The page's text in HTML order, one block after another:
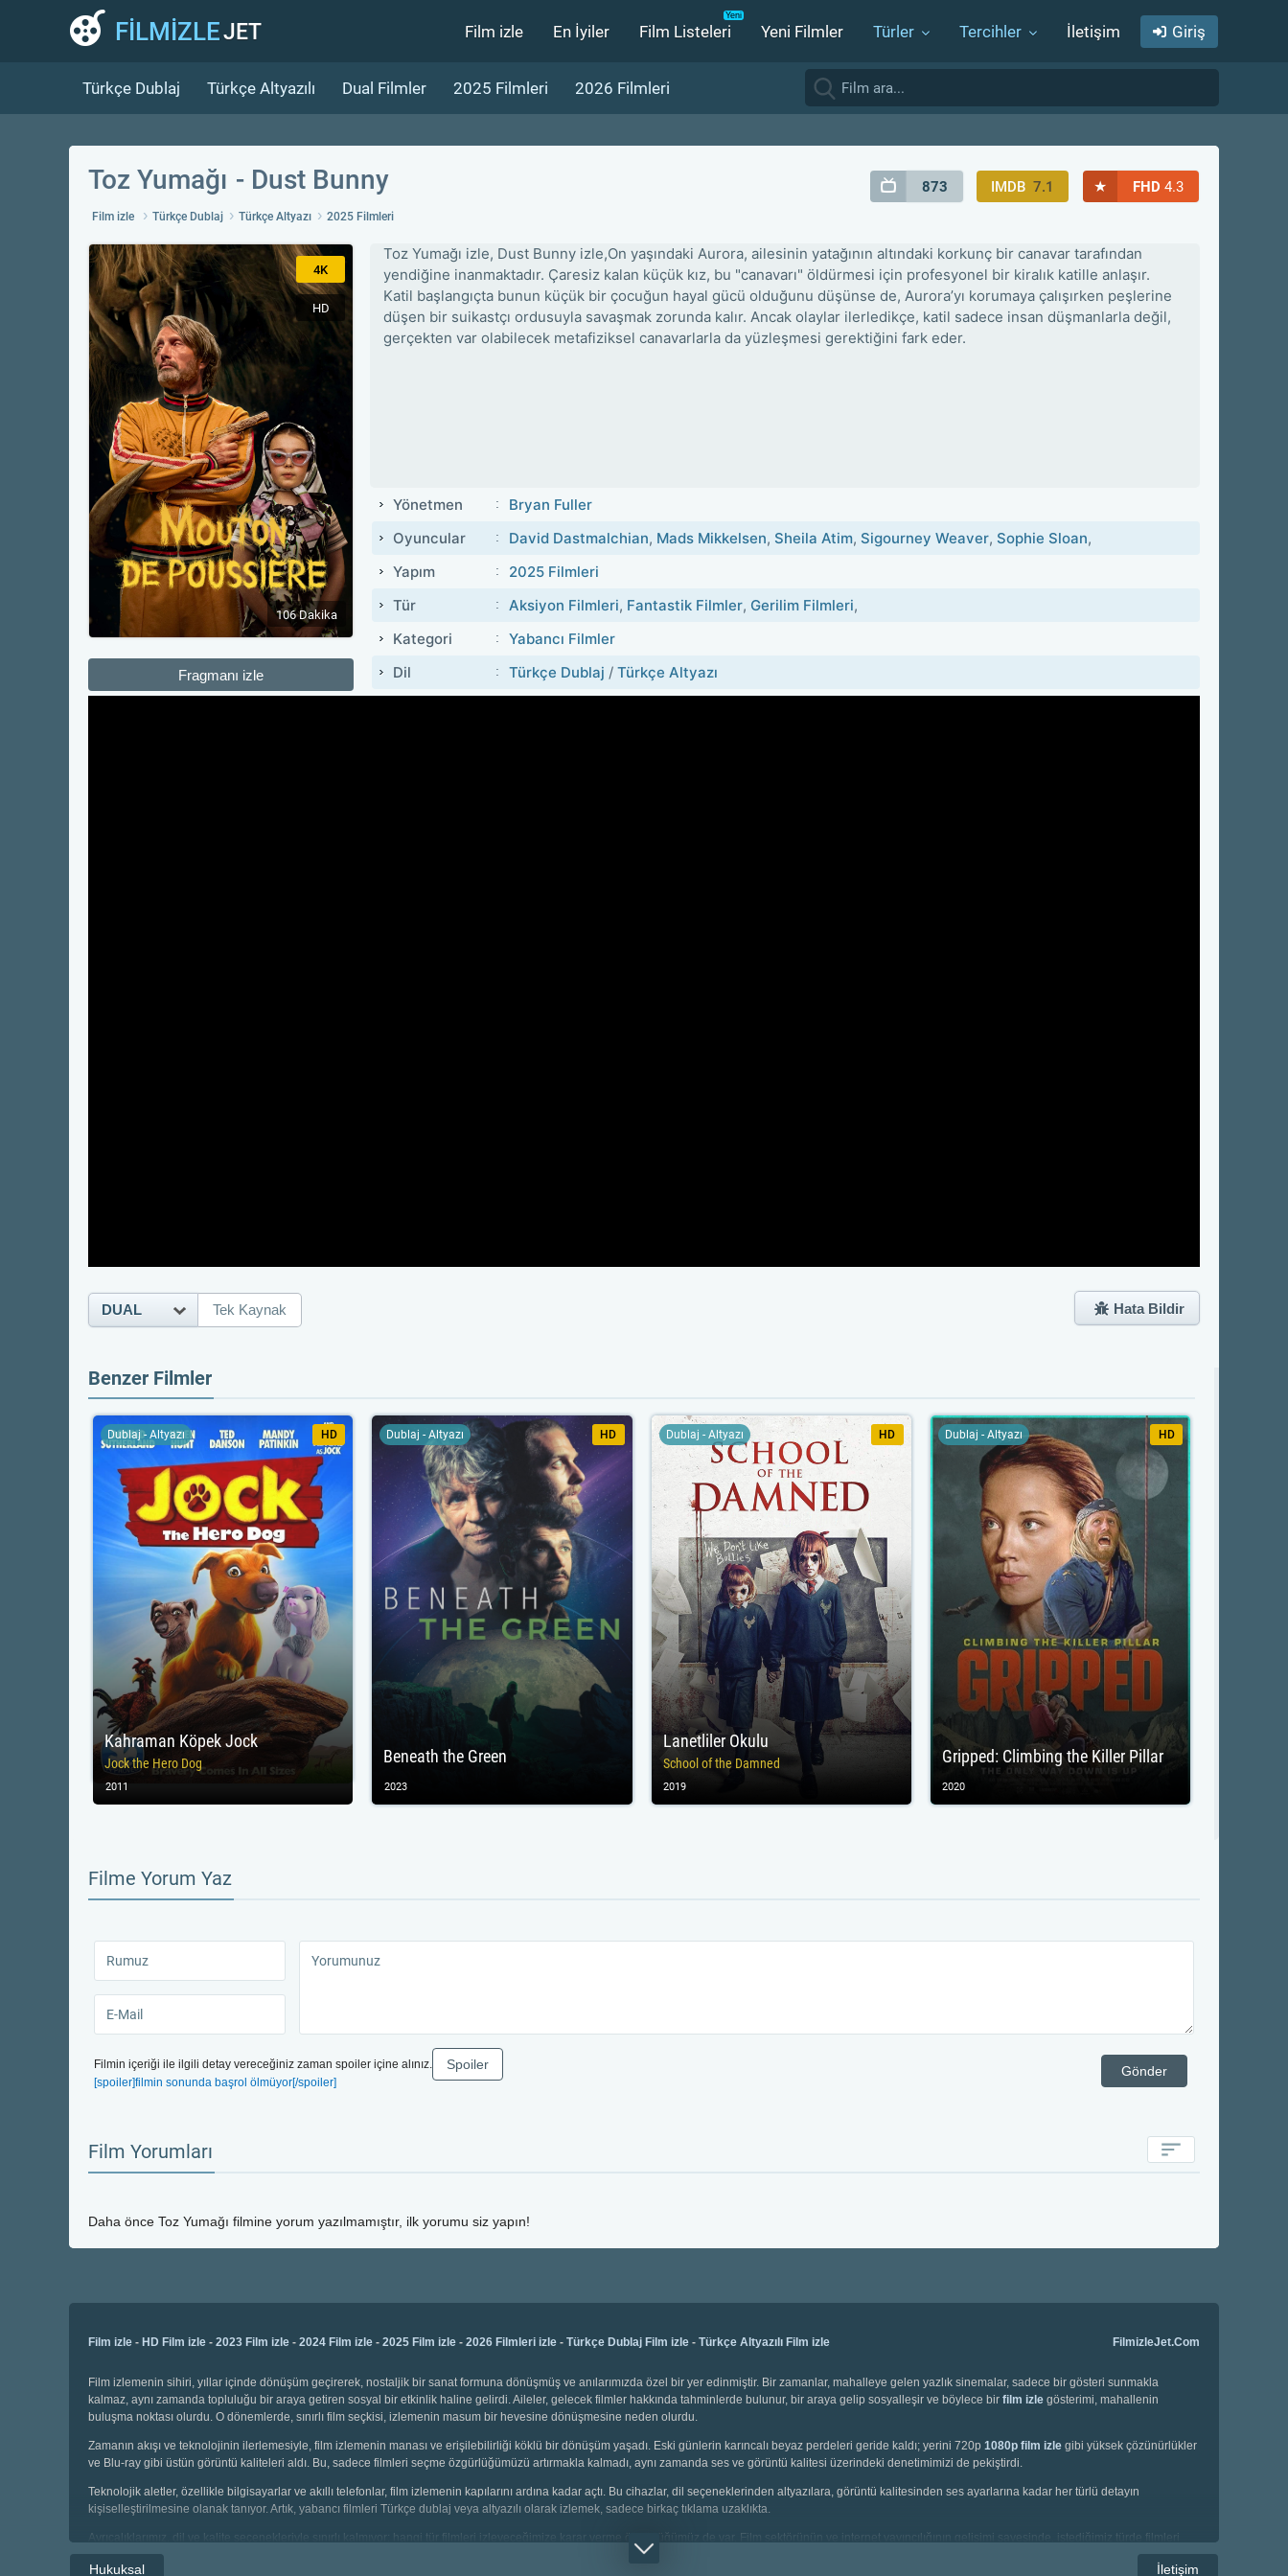
FİLMİZLEJET Film izle En İyiler Film Listeleri Yeni Filmler Türler Tercihler İletişim Giriş
Türkçe Dublaj Türkçe Altyazılı Dual Filmler 2025 Filmleri 2026 Filmleri
Toz Yumağı Dust Bunny
Film izle Türkçe Dublaj Türkçe Altyazı 2025 Filmleri
873 IMDB 7.1 ★ FHD 4.3
4K
HD
106 Dakika
Fragmanı izle
Toz Yumağı izle, Dust Bunny izle,On yaşındaki Aurora, ailesinin yatağının altındaki korkunç bir canavar tarafından
yendiğine inanmaktadır. Çaresiz kalan küçük kız, bu "canavarı" öldürmesi için profesyonel bir kiralık katille anlaşır.
Katil başlangıçta bunun küçük bir çocuğun hayal gücü olduğunu düşünse de, Aurora’yı korumaya çalışırken peşlerine
düşen bir suikastçı ordusuyla savaşmak zorunda kalır. Ancak olaylar ilerledikçe, katil sadece insan düşmanlarla değil,
gerçekten var olabilecek metafiziksel canavarlarla da yüzleşmesi gerektiğini fark eder.
Yönetmen
Bryan Fuller
Oyuncular
David Dastmalchian, Mads Mikkelsen, Sheila Atim, Sigourney Weaver, Sophie Sloan,
Yapım
2025 Filmleri
Tür
Aksiyon Filmleri, Fantastik Filmler, Gerilim Filmleri,
Kategori
Yabancı Filmler
Dil
Türkçe Dublaj / Türkçe Altyazı
DUAL Tek Kaynak Hata Bildir
Benzer Filmler
Kahraman Köpek Jock
Jock the Hero Dog
Dublaj - Altyazı HD
2011
Beneath the Green
Dublaj - Altyazı HD
2023
Lanetliler Okulu
School of the Damned
Dublaj - Altyazı HD
2019
Gripped: Climbing the Killer Pillar
Dublaj - Altyazı HD
2020
Filme Yorum Yaz
Filmin içeriği ile ilgili detay vereceğiniz zaman spoiler içine alınız.
[spoiler]filmin sonunda başrol ölmüyor[/spoiler]
Gönder
Spoiler
Film Yorumları
Daha önce Toz Yumağı filmine yorum yazılmamıştır, ilk yorumu siz yapın!
Film izle - HD Film izle - 2023 Film izle - 2024 Film izle - 2025 Film izle - 2026 Filmleri izle - Türkçe Dublaj Film izle - Türkçe Altyazılı Film izle FilmizleJet.Com
Film izlemenin sihiri, yıllar içinde dönüşüm geçirerek, nostaljik bir sanat formuna dönüşmüş ve anılarımızda özel bir yer edinmiştir. Bir zamanlar, mahalleye gelen yazlık sinemalar, sadece bir gösteri sunmakla
kalmaz, aynı zamanda topluluğu bir araya getiren sosyal bir etkinlik haline gelirdi. Aileler, gelecek filmler hakkında tahminlerde bulunur, bir araya gelip sosyalleşir ve böylece bir film izle gösterimi, mahallenin
buluşma noktası olurdu. O dönemlerde, sınırlı film seçkisi, izlemenin masum bir hevesine dönüşmesine neden olurdu.
Zamanın akışı ve teknolojinin ilerlemesiyle, film izlemenin manası ve erişilebilirliği köklü bir dönüşüm yaşadı. Eski günlerin karıncalı beyaz perdeleri geride kaldı; yerini 720p 1080p film izle gibi yüksek çözünürlükler
ve Blu-ray gibi üstün görüntü kaliteleri aldı. Bu, sadece filmleri seçme özgürlüğümüzü artırmakla kalmadı, aynı zamanda ses ve görüntü kalitesi üzerindeki denetimimizi de pekiştirdi.
Teknolojik aletler, özellikle bilgisayarlar ve akıllı telefonlar, film izlemenin kapılarını ardına kadar açtı. Bu cihazlar, dil seçeneklerinden altyazılara, görüntü kalitesinden ses ayarlarına kadar her türlü detayın
kişiselleştirilmesine olanak tanıyor. Artık, yabancı filmleri Türkçe dublaj veya altyazılı olarak izlemek, sadece birkaç tıklama uzaklıkta.
Ayrıcalıklarımız, dil ve kalite seçenekleriyle sınırlı kalmıyor; hangi tür filmleri izleyeceğimize karar verme özgürlüğümüz de var. Film sektörünün ve internet yayıncılığının gelişimi sayesinde, istediğimiz türde filmleri
seçebiliyor, geniş kategoriler arasında gezinebiliyoruz. Çocuklar için animasyonlar, gençler için aksiyon dolu sahneler, yetişkinler için bilim kurgu ve korku filmleri gibi geniş bir yelpazede seçim yapma imkanına
sahibiz.
Hukuksal İletişim